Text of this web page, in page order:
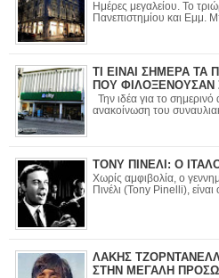
Ημέρες μεγαλείου. Το
ΤΙ ΕΙΝΑΙ ΣΗΜΕΡΑ ΤΑ
ΠΟΥ ΦΙΛΟΞΕΝΟΥΣΑΝ
Την ιδέα για το
ανακοίνωση του
ΤΟΝΥ ΠΙΝΕΛΙ: Ο
Χωρίς αμφιβολία, ο
Πινέλι (Tony Pinelli), είναι
ΛΑΚΗΣ
ΣΤΗΝ ΜΕΓΑΛΗ